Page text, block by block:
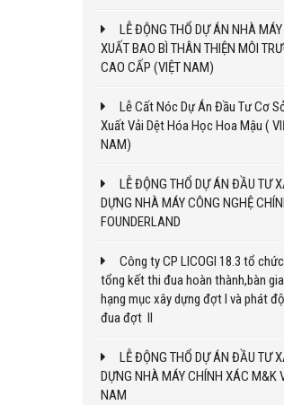
LỄ ĐỘNG THỔ DỰ ÁN NHÀ
XUẤT BAO BÌ THÂN THIỆN MÔI
CAO CẤP (VIỆT NAM)
Lễ Cất Nóc Dự Án Đầu Tư Cơ
Xuất Vải Dệt Hóa Học Hoa Mậu (
NAM)
LỄ ĐỘNG THỔ DỰ ÁN ĐẦU TƯ
DỰNG NHÀ MÁY CÔNG NGHỆ
FOUNDERLAND
Công ty CP LICOGI 18.3 tổ
tổng kết thi đua hoàn thành,bàn
hạng mục xây dựng đợt I và phát
đua đợt II
LỄ ĐỘNG THỔ DỰ ÁN ĐẦU TƯ
DỰNG NHÀ MÁY CHÍNH XÁC M&K
NAM